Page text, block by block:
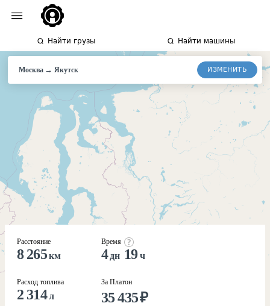
Найти грузы Найти машины
Москва→Якутск ИЗМЕНИТЬ
Расстояние
8 265км
Расход топлива
2 314л
Время
4 дн 19ч
За Платон
35 435₽